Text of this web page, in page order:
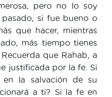
pero no lo soy
si fue bueno o
que hacer, mientras
más tiempo tienes
que Rahab, a
justificada por la fe. Si
la salvación de su
a ti? Si la fe en